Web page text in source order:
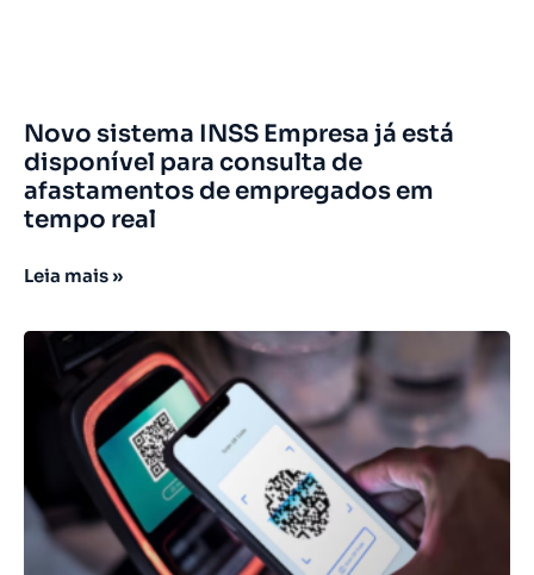
Novo sistema INSS Empresa já está
disponível para consulta de
afastamentos de empregados em
tempo real
Leia mais »